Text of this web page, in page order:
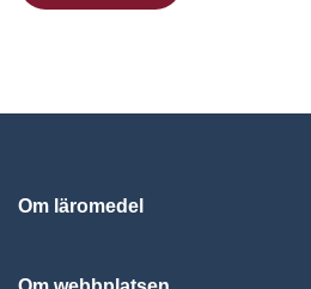
Om läromedel